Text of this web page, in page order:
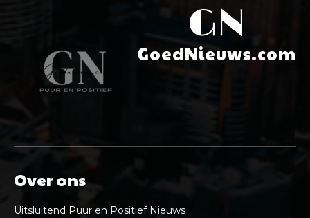
GN
GoedNieuws.com
Over ons
Uitsluitend Puur en Positief Nieuws